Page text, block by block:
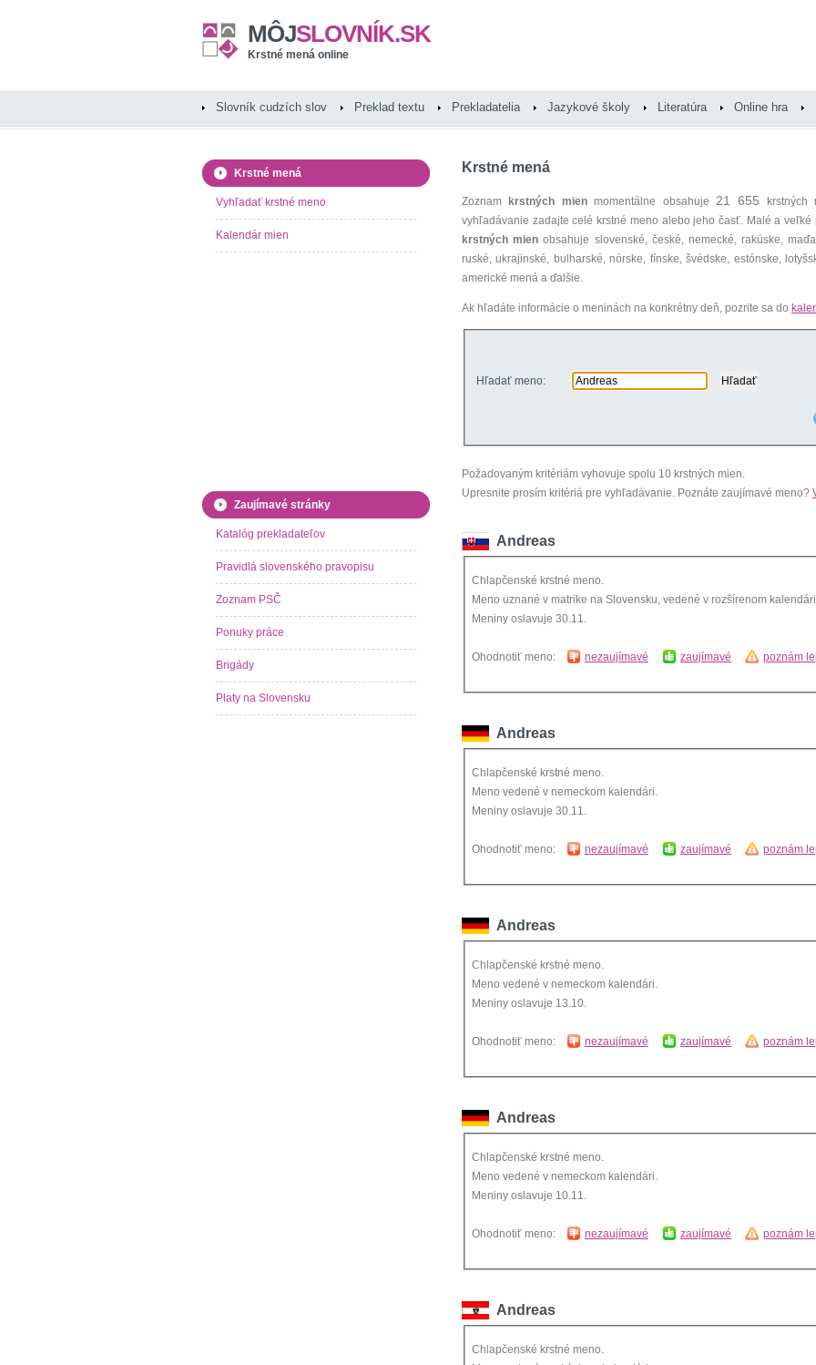
MÔJSLOVNÍK.SK
Krstné mená online
Slovník cudzích slov Preklad textu Prekladatelia Jazykové školy Literatúra Online hra
Krstné mená
Zoznam krstných mienmomentálne obsahuje 21 655 krstných
vyhľadávanie zadajte celé krstné meno alebo jeho časť. Malé a veľké
krstných mien obsahuje slovenské, české, nemecké, rakúske,
ruské, ukrajinské, bulharské, nórske, fínske, švédske, estónske,
americké mená a ďalšie.
Ak hľadáte informácie o meninách na konkrétny deň, pozrite sa do
Hľadať meno:
Požadovaným kritériám vyhovuje spolu 10 krstných mien.
Upresnite prosím kritériá pre vyhľadávanie. Poznáte zaujímavé meno?
Andreas
Chlapčenské krstné meno.
Meno uznané v matrike na Slovensku, vedené v rozšírenom
Meniny oslavuje 30.11.
Ohodnotiť meno: nezaujímavé zaujímavé poznám
Andreas
Chlapčenské krstné meno.
Meno vedené v nemeckom kalendári.
Meniny oslavuje 30.11.
Ohodnotiť meno: nezaujímavé zaujímavé poznám
Andreas
Chlapčenské krstné meno.
Meno vedené v nemeckom kalendári.
Meniny oslavuje 13.10.
Ohodnotiť meno: nezaujímavé zaujímavé poznám
Andreas
Chlapčenské krstné meno.
Meno vedené v nemeckom kalendári.
Meniny oslavuje 10.11.
Ohodnotiť meno: nezaujímavé zaujímavé poznám
Andreas
Chlapčenské krstné meno.
Krstné mená
Vyhľadať krstné meno
Kalendár mien
Zaujímavé stránky
Katalóg prekladateľov
Pravidlá slovenského pravopisu
Zoznam PSČ
Ponuky práce
Brigády
Platy na Slovensku